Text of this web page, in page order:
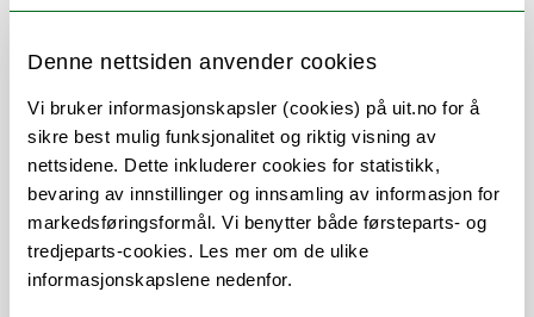
Denne nettsiden anvender cookies
Vi bruker informasjonskapsler (cookies) på uit.no for å
sikre best mulig funksjonalitet og riktig visning av
nettsidene. Dette inkluderer cookies for statistikk,
bevaring av innstillinger og innsamling av informasjon for
markedsføringsformål. Vi benytter både førsteparts- og
tredjeparts-cookies. Les mer om de ulike
informasjonskapslene nedenfor.
Om
Forskning og undervisning
Publikasjoner
Her finner du meg